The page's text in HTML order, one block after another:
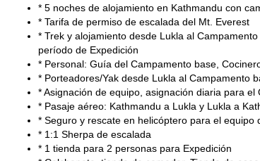
* 5 noches de alojamiento en Kathmandu con
* Tarifa de permiso de escalada del Mt. Everest
* Trek y alojamiento desde Lukla al
período de Expedición
* Personal: Guía del Campamento base,
* Porteadores/Yak desde Lukla al Campamento
* Asignación de equipo, asignación diaria para
* Pasaje aéreo: Kathmandu a Lukla y Lukla a
* Seguro y rescate en helicóptero para el equipo
* 1:1 Sherpa de escalada
* 1 tienda para 2 personas para Expedición